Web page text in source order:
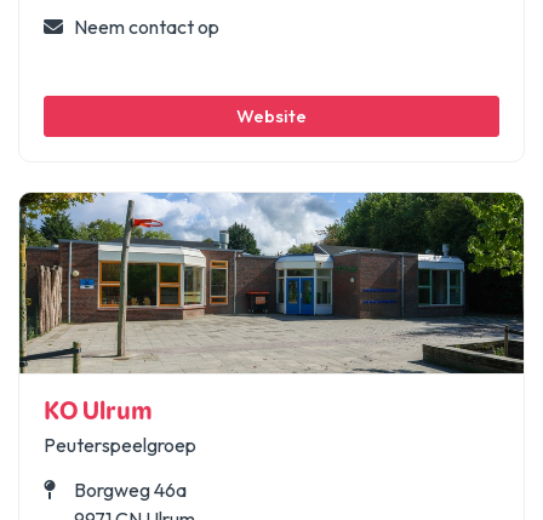
Neem contact op
Website
KO Ulrum
Peuterspeelgroep
Borgweg 46a